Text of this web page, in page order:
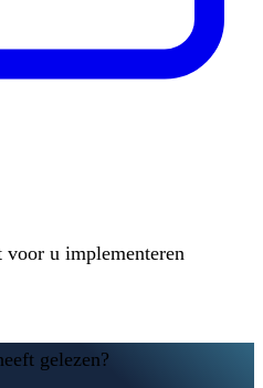
voor u implementeren
gelezen?